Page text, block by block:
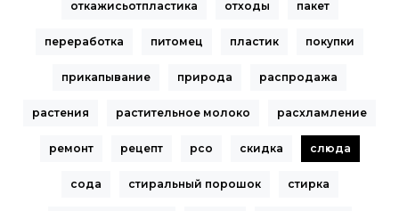
откажисьотпластика отходы пакет
переработка питомец пластик покупки
прикапывание природа распродажа
растения растительное молоко расхламление
ремонт рецепт рсо скидка слюда
сода стиральный порошок стирка